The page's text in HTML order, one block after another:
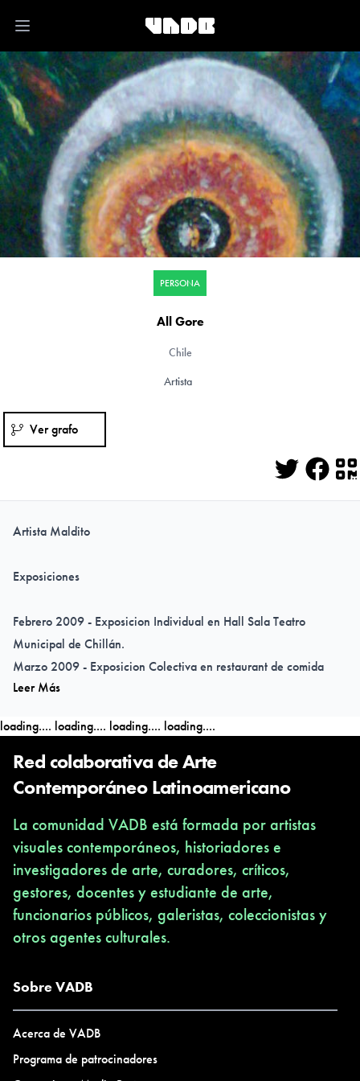
Open main menu
PERSONA
All Gore
Chile
Artista
Ver grafo
Twitter
Artista Maldito
Exposiciones
Febrero 2009 - Exposicion Individual en Hall Sala Teatro
Municipal de Chillán.
Marzo 2009 - Exposicion Colectiva en restaurant de comida
rapida "En Maipon", Chillán
Romo y Alan Robinson, documental realizado por el cineasta
chillanejo Patricio Valladares y exhibido en la corporacion Santo
Tomás en Concepción, Chile.
Junio 2009 - Exposicion individual en Bar Dementes, Chillán
Junio 7 – 14 2009 Una obra es exhibida en “World Art Expo”
en Brea Orange County, California, USA.
Prensa
09 de Abril Reseña en fanzine colombiano "Chainsaw",
Martes 16 Junio 2009 - Articulo en Cuerpo Dos de Diario El
Jueves 18 Junio 2009 - Articulo en Radiografías de Diario la
Viernes 10 julio 2009 - Pequeña reseña de la exposicion en Bar
Leer Más
loading.... loading.... loading.... loading....
Red colaborativa de Arte
Contemporáneo Latinoamericano
La comunidad VADB está formada por artistas
visuales contemporáneos, historiadores e
investigadores de arte, curadores, críticos,
gestores, docentes y estudiante de arte,
funcionarios públicos, galeristas, coleccionistas y
otros agentes culturales.
Sobre VADB
Acerca de VADB
Programa de patrocinadores